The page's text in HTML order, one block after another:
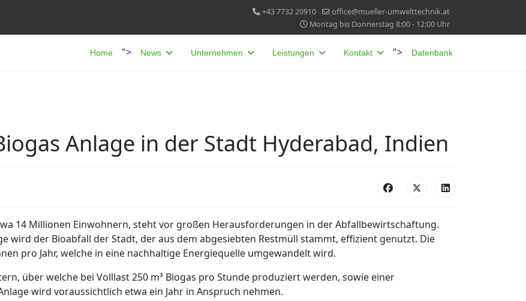
+43 7732 20910
office@mueller-umwelttechnik.at
Montag bis Donnerstag 8:00 - 12:00 Uhr
Home "> News Unternehmen Leistungen Kontakt "> Datenbank
Anlage in der Stadt Hyderabad, Indien
14 Millionen Einwohnern, steht vor großen Herausforderungen in der Abfallbewirtschaftung.
wird der Bioabfall der Stadt, der aus dem abgesiebten Restmüll stammt, effizient genutzt. Die
pro Jahr, welche in eine nachhaltige Energiequelle umgewandelt wird.
über welche bei Volllast 250 m³ Biogas pro Stunde produziert werden, sowie einer
wird voraussichtlich etwa ein Jahr in Anspruch nehmen.